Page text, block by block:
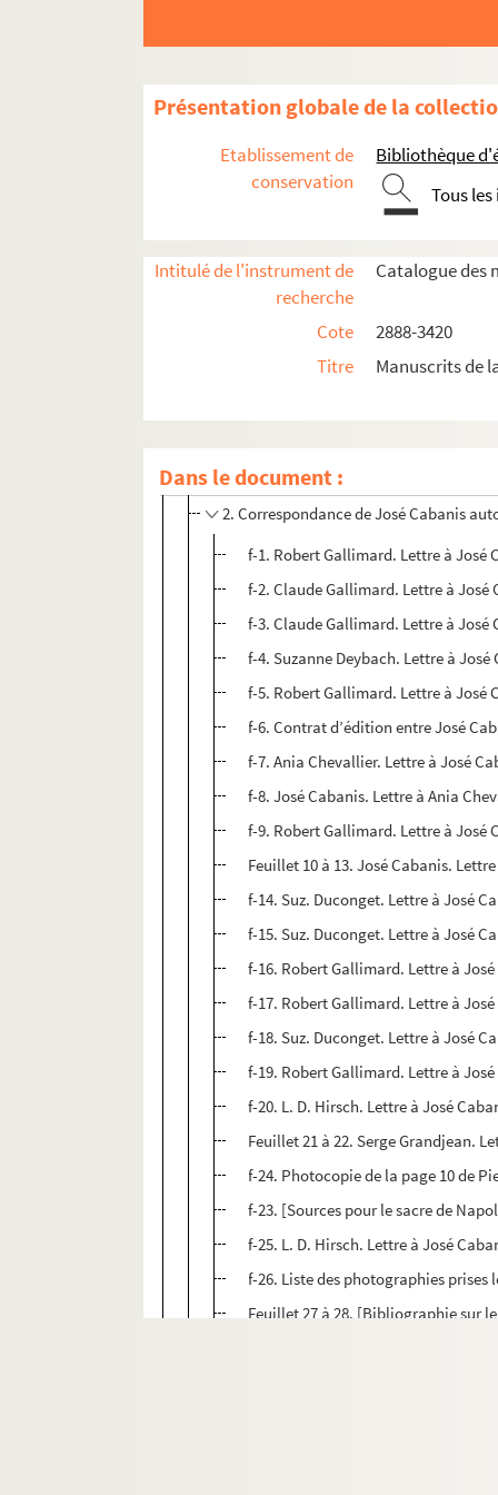
Présentation globale de la
Etablissement de
conservation
Bibliothèque
Tous
Intitulé de l'instrument de
recherche
Catalogue des
Cote
2888-3420
Titre
Manuscrits de
Dans le document :
Ms. 3140 (C). [auteur inconnu]. Tractatus
Ms. 3141 (C). [auteur inconnu]. Tractatus
Ms. 3142 (C). BERNARD, Claude
Ms. 3143 (C). [auteur inconnu]. Brouilhard
Ms. 3144 (C). Régiment de Foix. Régiment de
Ms. 3146 à 3152. José Cabanis.
Ms. 3146 (B). CABANIS, José (1922-
Ms. 3147 (B). CABANIS, José (1922-2000).
Ms. 3148 (B). CABANIS, José (1922-2000)
1. Photographies d’ouvrages
2. Correspondance de José Cabanis
f-1. Robert Gallimard. Lettre à José
f-2. Claude Gallimard. Lettre à José
f-3. Claude Gallimard. Lettre à José
f-4. Suzanne Deybach. Lettre à
f-5. Robert Gallimard. Lettre à José
f-6. Contrat d’édition entre José
f-7. Ania Chevallier. Lettre à José
f-8. José Cabanis. Lettre à Ania
f-9. Robert Gallimard. Lettre à José
Feuillet 10 à 13. José Cabanis.
f-14. Suz. Duconget. Lettre à José
f-15. Suz. Duconget. Lettre à José
f-16. Robert Gallimard. Lettre à
f-17. Robert Gallimard. Lettre à
f-18. Suz. Duconget. Lettre à José
f-19. Robert Gallimard. Lettre à
f-20. L. D. Hirsch. Lettre à José
Feuillet 21 à 22. Serge Grandjean.
f-24. Photocopie de la page 10 de
f-23. [Sources pour le sacre de
f-25. L. D. Hirsch. Lettre à José
f-26. Liste des photographies
Feuillet 27 à 28. [Bibliographie sur